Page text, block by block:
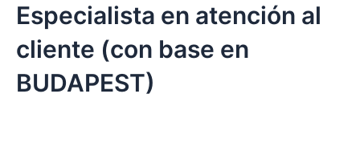
Especialista en atención al
cliente (con base en
BUDAPEST)